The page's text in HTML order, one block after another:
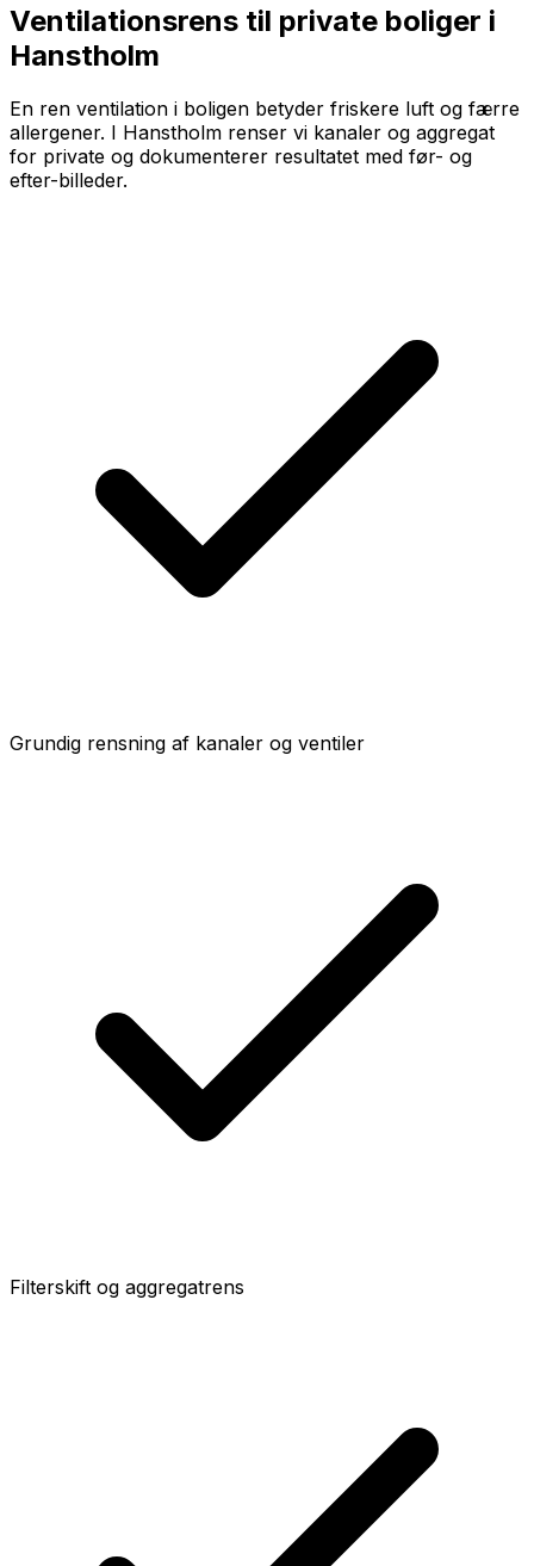
Ventilationsrens til private boliger i
Hanstholm
En ren ventilation i boligen betyder friskere luft og færre
allergener. I Hanstholm renser vi kanaler og aggregat
for private og dokumenterer resultatet med før- og
efter-billeder.
Grundig rensning af kanaler og ventiler
Filterskift og aggregatrens